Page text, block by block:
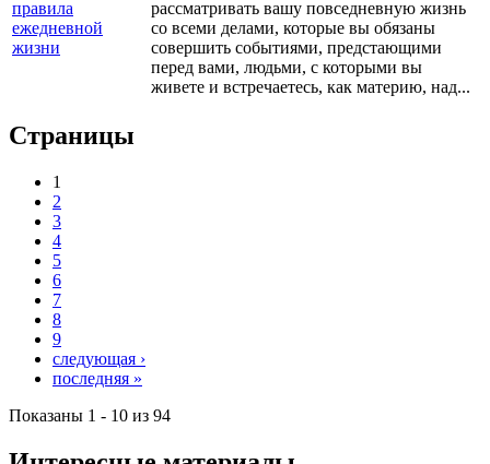
рассматривать вашу повседневную жизнь
со всеми делами, которые вы обязаны
совершить событиями, предстающими
перед вами, людьми, с которыми вы
живете и встречаетесь, как материю, над...
Страницы
1
2
3
4
5
6
7
8
9
следующая ›
последняя »
Показаны 1 - 10 из 94